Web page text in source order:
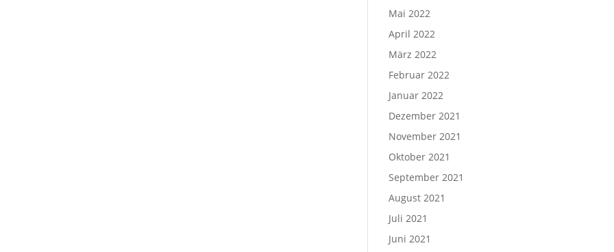
Mai 2022
April 2022
März 2022
Februar 2022
Januar 2022
Dezember 2021
November 2021
Oktober 2021
September 2021
August 2021
Juli 2021
Juni 2021